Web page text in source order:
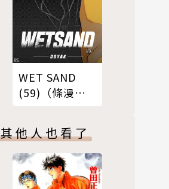
WET SAND
(59)（條漫
其他人也看了